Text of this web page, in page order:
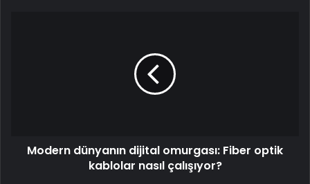
Modern dünyanın dijital omurgası: Fiber optik
kablolar nasıl çalışıyor?